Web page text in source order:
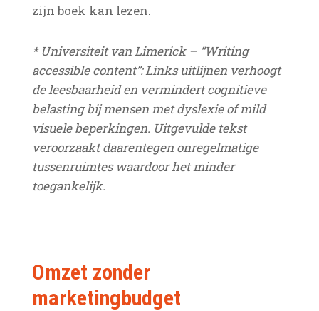
zijn boek kan lezen.
* Universiteit van Limerick – “Writing
accessible content”: Links uitlijnen verhoogt
de leesbaarheid en vermindert cognitieve
belasting bij mensen met dyslexie of mild
visuele beperkingen. Uitgevulde tekst
veroorzaakt daarentegen onregelmatige
tussenruimtes waardoor het minder
toegankelijk.
Omzet zonder
marketingbudget